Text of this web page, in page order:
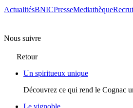
ActualitésBNICPresseMediathèque
Nous suivre
Retour
Un spiritueux unique
Découvrez ce qui rend le Cognac
Le vignoble